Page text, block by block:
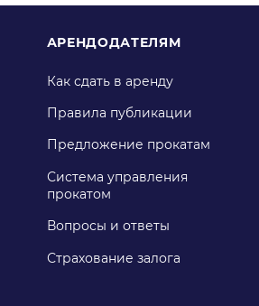
АРЕНДОДАТЕЛЯМ
Как сдать в аренду
Правила публикации
Предложение прокатам
Система управления
прокатом
Вопросы и ответы
Страхование залога